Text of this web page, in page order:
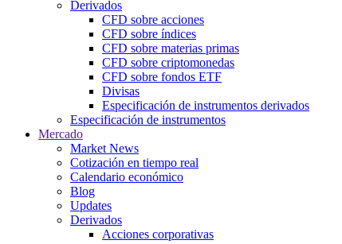
Derivados
CFD sobre acciones
CFD sobre índices
CFD sobre materias primas
CFD sobre criptomonedas
CFD sobre fondos ETF
Divisas
Especificación de instrumentos derivados
Especificación de instrumentos
Mercado
Market News
Cotización en tiempo real
Calendario económico
Blog
Updates
Derivados
Acciones corporativas